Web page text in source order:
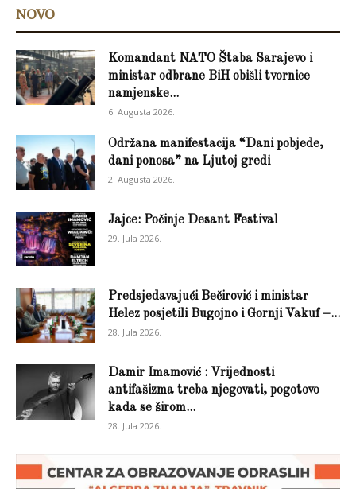
NOVO
Komandant NATO Štaba Sarajevo i
ministar odbrane BiH obišli tvornice
namjenske...
6. Augusta 2026.
Održana manifestacija “Dani pobjede,
dani ponosa” na Ljutoj gredi
2. Augusta 2026.
Jajce: Počinje Desant Festival
29. Jula 2026.
Predsjedavajući Bečirović i ministar
Helez posjetili Bugojno i Gornji Vakuf –...
28. Jula 2026.
Damir Imamović : Vrijednosti
antifašizma treba njegovati, pogotovo
kada se širom...
28. Jula 2026.